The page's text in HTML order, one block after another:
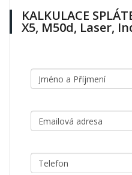
KALKULACE
X5, M50d, Laser,